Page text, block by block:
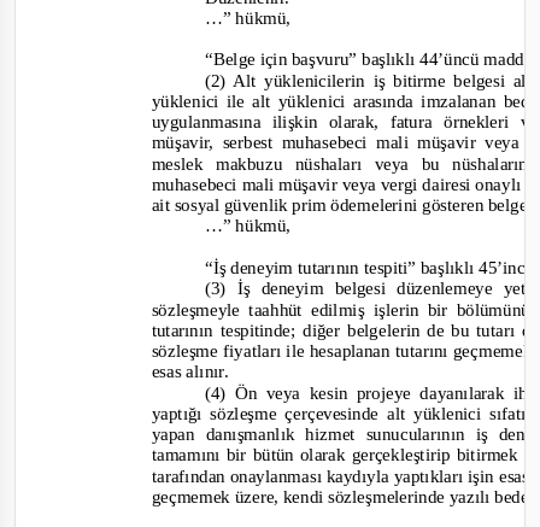
…”hükmü,
“Belge için başvuru” başlıklı 44’üncü
(2) Alt yüklenicilerin iş bitirme belgesi
yüklenici ile alt yüklenici arasında imzalanan
uygulanmasına ilişkin olarak, fatura
müşavir, serbest muhasebeci mali müşavir
meslek makbuzu nüshaları veya bu
muhasebeci mali müşavir veya vergi dairesi onaylı
ait sosyal güvenlik prim ödemelerini gösteren
…”hükmü,
“İş deneyim tutarının tespiti” başlıklı 45’inci
(3) İş deneyim belgesi düzenlemeye
sözleşmeyle taahhüt edilmiş işlerin bir
tutarının tespitinde; diğer belgelerin de bu tutarı
sözleşme fiyatları ile hesaplanan tutarını
esas alınır.
(4) Ön veya kesin projeye dayanılarak
yaptığı sözleşme çerçevesinde alt yüklenici
yapan danışmanlık hizmet sunucularının iş
tamamını bir bütün olarak gerçekleştirip bitirmek
tarafından onaylanması kaydıyla yaptıkları işin
geçmemek üzere, kendi sözleşmelerinde yazılı bedel